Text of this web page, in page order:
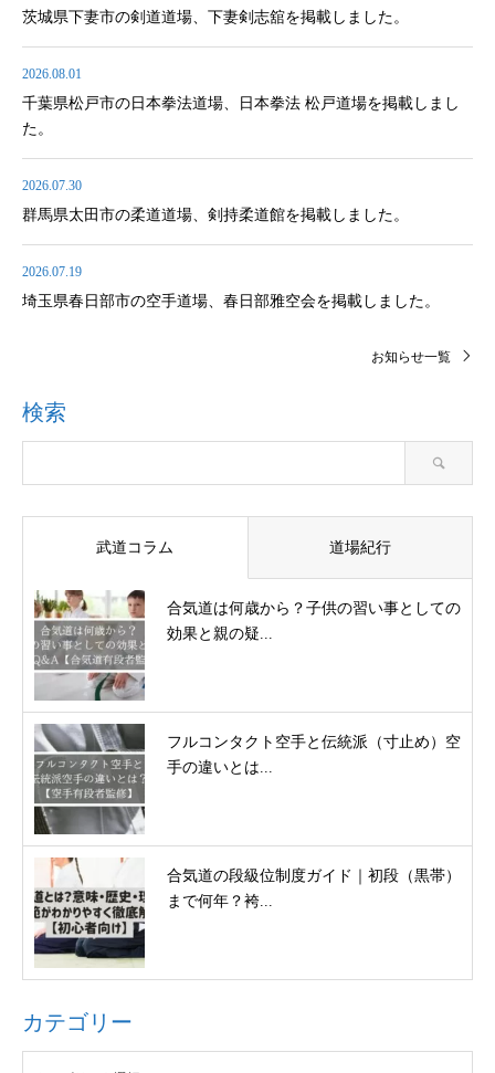
茨城県下妻市の剣道道場、下妻剣志舘を掲載しました。
2026.08.01
千葉県松戸市の日本拳法道場、日本拳法 松戸道場を掲載しまし
た。
2026.07.30
群馬県太田市の柔道道場、剣持柔道館を掲載しました。
2026.07.19
埼玉県春日部市の空手道場、春日部雅空会を掲載しました。
お知らせ一覧
検索
武道コラム 道場紀行
合気道は何歳から？子供の習い事としての
効果と親の疑...
フルコンタクト空手と伝統派（寸止め）空
手の違いとは...
合気道の段級位制度ガイド｜初段（黒帯）
まで何年？袴...
カテゴリー